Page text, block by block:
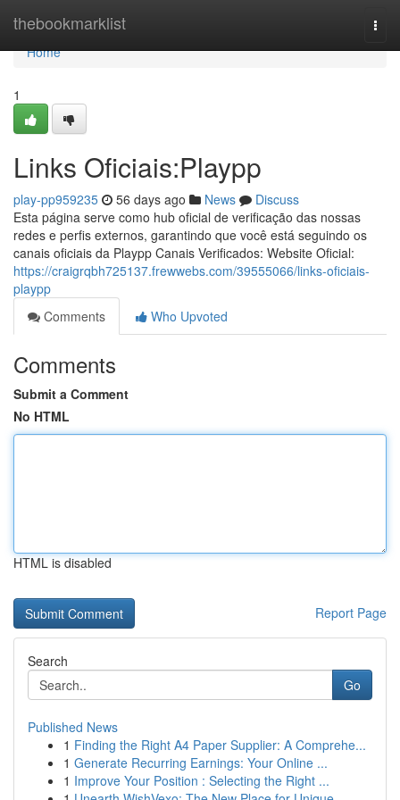
thebookmarklist
Home
Home
1
Links Oficiais:Playpp
play-pp959235 56 days ago News
Discuss
Esta página serve como hub oficial de verificação das nossas
redes e perfis externos, garantindo que você está seguindo os
canais oficiais da Playpp Canais Verificados: Website Oficial:
https://craigrqbh725137.frewwebs.com/39555066/links-oficiais-
playpp
Comments
Who Upvoted
Comments
Submit a Comment
No HTML
HTML is disabled
Report Page
Search
Go
Published News
1 Finding the Right A4 Paper Supplier: A Comprehe...
1 Generate Recurring Earnings: Your Online ...
1 Improve Your Position : Selecting the Right ...